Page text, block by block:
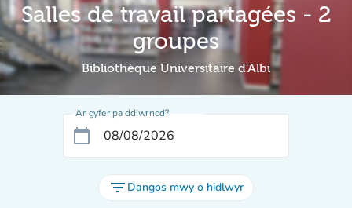
Salles de travail partagées - 2
groupes
Bibliothèque Universitaire d'Albi
Ar gyfer pa ddiwrnod?
calendar_today
filter_list Dangos mwy o hidlwyr